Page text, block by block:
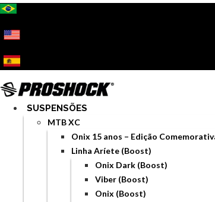
Ir
o
conteúdo
SUSPENSÕES
MTB XC
Onix 15 anos – Edição
Linha Aríete (Boost)
Onix Dark (Boost)
Viber (Boost)
Onix (Boost)